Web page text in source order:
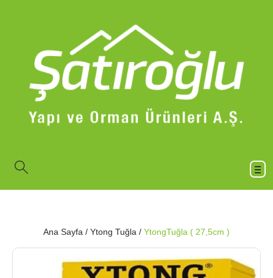
Ana Sayfa / Ytong Tuğla / YtongTuğla ( 27,5cm )